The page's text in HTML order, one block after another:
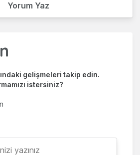
Yorum Yaz
gelişmeleri takip edin.
istersiniz?